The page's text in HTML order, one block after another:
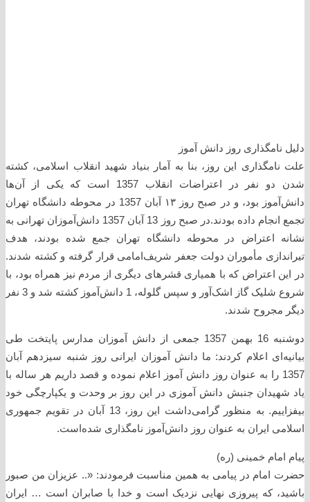
دلیل نامگذاری روز دانش آموز
علت نامگذاری این روز، بنا به آمار بنیاد شهید انقلاب اسلامی، کشته
شدن دو نفر در اعتراضات انقلاب 1357 است که یکی از آن‌ها
دانش‌آموز بود، و در صبح روز ۱۳ آبان 1357 در محوطه دانشگاه تهران
تجمع انجام داده بودند.در صبح روز 13 آبان 1357 دانش‌آموزان تهرانی به
نشانه اعتراض در محوطه دانشگاه تهران جمع شده بودند، هدف
تیراندازی مأموران دولت جعفر شریف‌امامی قرار گرفته و کشته شدند.
در این اعتراض که با همیاری قشرهای دیگری از مردم نیز همراه بود، با
شروع شلیک گاز اشک‌آور و سپس گلوله، 1 دانش‌آموز کشته شد و 3 نفر
دیگر مجروح شدند.
دوشنبه 16 بهمن 1357 جمعی از دانش آموزان مدارس پایتخت طی
بیانیه‌ای اعلام کردند: ما دانش آموزان ایرانی روز شنبه سیزدهم آبان
1357 را به عنوان روز دانش آموز اعلام نموده و قصد داریم هر ساله با
یاد شهیدان جنبش دانش آموزی در این روز بر وحدت و یکپارچگی خود
بیفزاییم. به منظور گرامی‌داشت این روز، 13 آبان در تقویم جمهوری
اسلامی ایران به عنوان روز دانش‌آموز نامگذاری شده‌است.
پیام امام خمینی (ره)
حضرت امام در پیامی به همین مناسبت فرمودند: «.. عزیزان من صبور
باشید، که پیروزی نهایی نزدیک است و خدا با صابران است … ایران